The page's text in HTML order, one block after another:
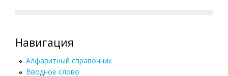
Навигация
Алфавитный справочник
Вводное слово